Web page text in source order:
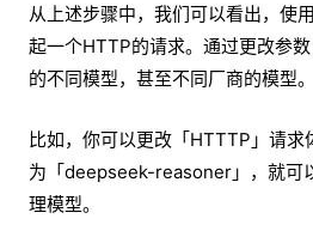
从上述步骤中，我们可以看出，使
起一个HTTP的请求。通过更改参
的不同模型，甚至不同厂商的模型。
比如，你可以更改「HTTTP」请
为「deepseek-reasoner」，就可
理模型。